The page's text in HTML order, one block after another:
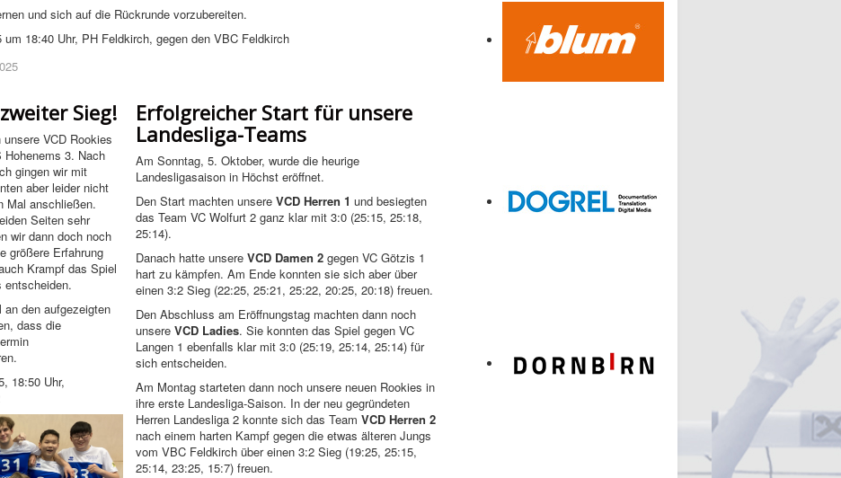
und sich auf die Rückrunde vorzubereiten.
18:40 Uhr, PH Feldkirch, gegen den VBC Feldkirch
Sieg!
VCD Rookies
3. Nach
gingen wir mit
aber leider nicht
Mal anschließen.
Seiten sehr
wir dann doch noch
größere Erfahrung
Krampf das Spiel
entscheiden.
den aufgezeigten
dass die
18:50 Uhr,
Erfolgreicher Start für unsere
Landesliga-Teams
Am Sonntag, 5. Oktober, wurde die heurige
Landesligasaison in Höchst eröffnet.
Den Start machten unsereVCD Herren 1 und besiegten
das Team VC Wolfurt 2 ganz klar mit 3:0 (25:15, 25:18,
25:14).
Danach hatte unsereVCD Damen 2 gegen VC Götzis 1
hart zu kämpfen. Am Ende konnten sie sich aber über
einen 3:2 Sieg (22:25, 25:21, 25:22, 20:25, 20:18) freuen.
Den Abschluss am Eröffnungstag machten dann noch
unsereVCD Ladies. Sie konnten das Spiel gegen VC
Langen 1 ebenfalls klar mit 3:0 (25:19, 25:14, 25:14) für
sich entscheiden.
Am Montag starteten dann noch unsere neuen Rookies in
ihre erste Landesliga-Saison. In der neu gegründeten
Herren Landesliga 2 konnte sich das TeamVCD Herren 2
nach einem harten Kampf gegen die etwas älteren Jungs
vom VBC Feldkirch über einen 3:2 Sieg (19:25, 25:15,
25:14, 23:25, 15:7) freuen.